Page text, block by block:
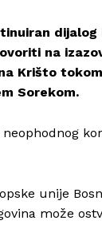
dijalog
na
Krišto
Sorekom.
unije
može